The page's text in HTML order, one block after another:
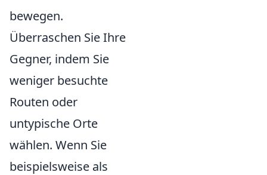
bewegen.
Überraschen Sie Ihre
Gegner, indem Sie
weniger besuchte
Routen oder
untypische Orte
wählen. Wenn Sie
beispielsweise als